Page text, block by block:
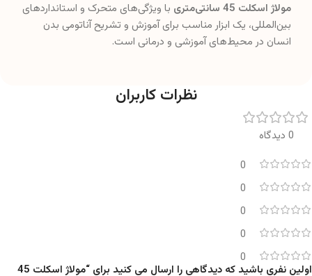
مولاژ اسکلت 45 سانتی‌متری
با ویژگی‌های متحرک و استانداردهای
بین‌المللی، یک ابزار مناسب برای آموزش و تشریح آناتومی بدن
انسان در محیط‌های آموزشی و درمانی است.
نظرات کاربران
0 دیدگاه
0
0
0
0
0
اولین نفری باشید که دیدگاهی را ارسال می کنید برای “مولاژ اسکلت 45